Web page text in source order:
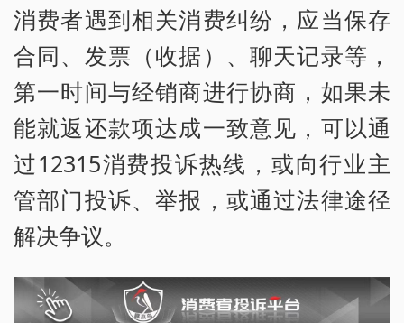
消费者遇到相关消费纠纷，应当保存
合同、发票（收据）、聊天记录等，
第一时间与经销商进行协商，如果未
能就返还款项达成一致意见，可以通
过12315消费投诉热线，或向行业主
管部门投诉、举报，或通过法律途径
解决争议。